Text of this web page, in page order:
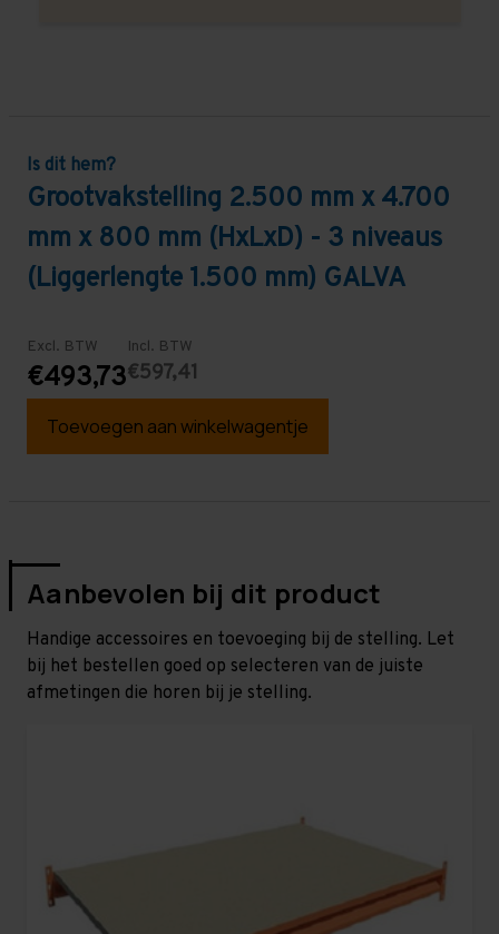
Is dit hem?
Grootvakstelling 2.500 mm x 4.700
mm x 800 mm (HxLxD) - 3 niveaus
(Liggerlengte 1.500 mm) GALVA
Excl. BTW
€493,73
Incl. BTW
€597,41
Toevoegen aan winkelwagentje
Aanbevolen bij dit product
Handige accessoires en toevoeging bij de stelling. Let
bij het bestellen goed op selecteren van de juiste
afmetingen die horen bij je stelling.